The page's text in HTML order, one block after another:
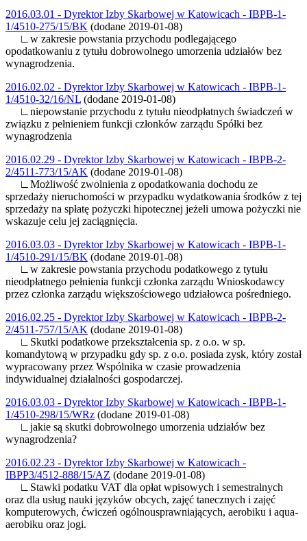
2016.03.01 - Dyrektor Izby Skarbowej w Katowicach - IBPB-1-
1/4510-275/15/BK (dodane 2019-01-08)
∟w zakresie powstania przychodu podlegającego
opodatkowaniu z tytułu dobrowolnego umorzenia udziałów bez
wynagrodzenia.
2016.02.02 - Dyrektor Izby Skarbowej w Katowicach - IBPB-1-
1/4510-32/16/NL (dodane 2019-01-08)
∟niepowstanie przychodu z tytułu nieodpłatnych świadczeń w
związku z pełnieniem funkcji członków zarządu Spółki bez
wynagrodzenia
2016.02.29 - Dyrektor Izby Skarbowej w Katowicach - IBPB-2-
2/4511-773/15/AK (dodane 2019-01-08)
∟Możliwość zwolnienia z opodatkowania dochodu ze
sprzedaży nieruchomości w przypadku wydatkowania środków z tej
sprzedaży na spłatę pożyczki hipotecznej jeżeli umowa pożyczki nie
wskazuje celu jej zaciągnięcia.
2016.03.03 - Dyrektor Izby Skarbowej w Katowicach - IBPB-1-
1/4510-291/15/BK (dodane 2019-01-08)
∟w zakresie powstania przychodu podatkowego z tytułu
nieodpłatnego pełnienia funkcji członka zarządu Wnioskodawcy
przez członka zarządu większościowego udziałowca pośredniego.
2016.02.25 - Dyrektor Izby Skarbowej w Katowicach - IBPB-2-
2/4511-757/15/AK (dodane 2019-01-08)
∟Skutki podatkowe przekształcenia sp. z o.o. w sp.
komandytową w przypadku gdy sp. z o.o. posiada zysk, który został
wypracowany przez Wspólnika w czasie prowadzenia
indywidualnej działalności gospodarczej.
2016.03.03 - Dyrektor Izby Skarbowej w Katowicach - IBPB-1-
1/4510-298/15/WRz (dodane 2019-01-08)
∟jakie są skutki dobrowolnego umorzenia udziałów bez
wynagrodzenia?
2016.02.23 - Dyrektor Izby Skarbowej w Katowicach -
IBPP3/4512-888/15/AZ (dodane 2019-01-08)
∟Stawki podatku VAT dla opłat wpisowych i semestralnych
oraz dla usług nauki języków obcych, zajęć tanecznych i zajęć
komputerowych, ćwiczeń ogólnousprawniających, aerobiku i aqua-
aerobiku oraz jogi.